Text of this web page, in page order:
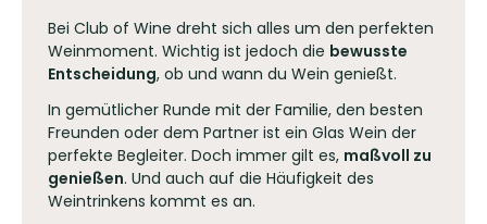
Bei Club of Wine dreht sich alles um den perfekten
Weinmoment. Wichtig ist jedoch die bewusste
Entscheidung, ob und wann du Wein genießt.
In gemütlicher Runde mit der Familie, den besten
Freunden oder dem Partner ist ein Glas Wein der
perfekte Begleiter. Doch immer gilt es, maßvoll zu
genießen. Und auch auf die Häufigkeit des
Weintrinkens kommt es an.